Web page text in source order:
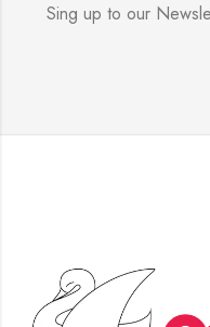
Sing up to our